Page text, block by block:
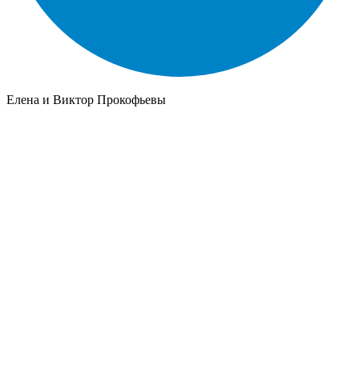
Елена и Виктор Прокофьевы